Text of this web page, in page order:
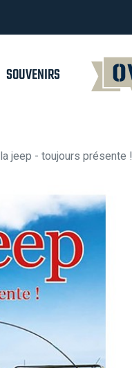
SOUVENIRS
la jeep - toujours présente !